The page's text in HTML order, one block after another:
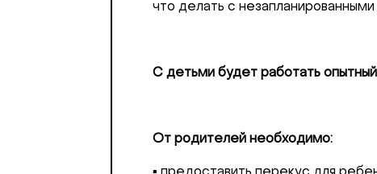
что делать с
С детьми будет работать
От родителей необходимо: